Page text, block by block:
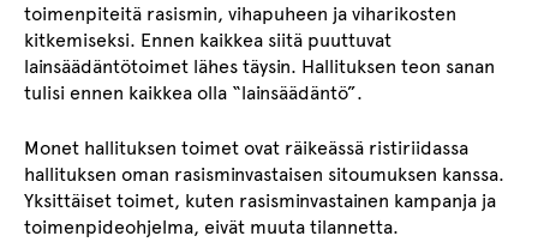
toimenpiteitä rasismin, vihapuheen ja viharikosten
kitkemiseksi. Ennen kaikkea siitä puuttuvat
lainsäädäntötoimet lähes täysin. Hallituksen teon sanan
tulisi ennen kaikkea olla “lainsäädäntö”.
Monet hallituksen toimet ovat räikeässä ristiriidassa
hallituksen oman rasisminvastaisen sitoumuksen kanssa.
Yksittäiset toimet, kuten rasisminvastainen kampanja ja
toimenpideohjelma, eivät muuta tilannetta.